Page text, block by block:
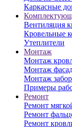
Каркасные
Вентиляция
Кровельные
Утеплители
Монтаж
Монтаж
Монтаж
Монтаж
Примеры
Ремонт
Ремонт
Ремонт
Ремонт